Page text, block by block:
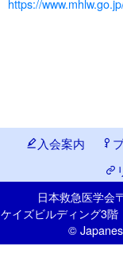
https://
入会案内
日本救急医学会
ケイズビルディング3階
©